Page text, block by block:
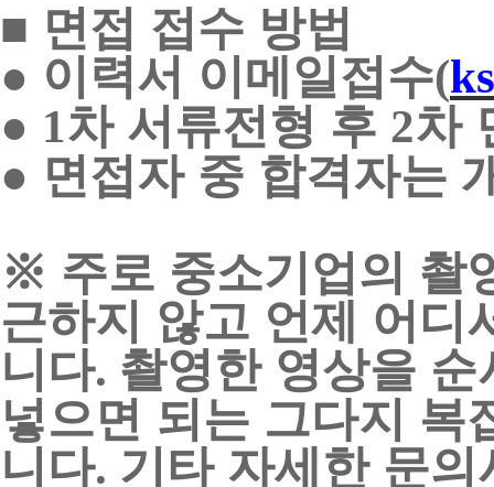
■ 면접 접수 방법
● 이력서 이메일접수(
● 1차 서류전형 후 2차
● 면접자 중 합격자는
※ 주로 중소기업의 촬
근하지 않고 언제 어디
니다. 촬영한 영상을
넣으면 되는 그다지 복
니다. 기타 자세한 문